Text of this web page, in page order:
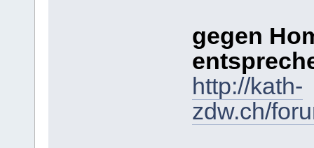
gegen
http://kath-
zdw.ch/